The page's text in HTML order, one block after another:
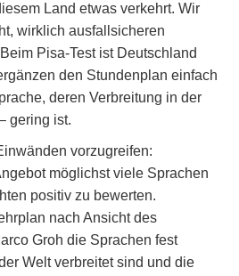
Land etwas verkehrt. Wir
wirklich ausfallsicheren
Pisa-Test ist Deutschland
den Stundenplan einfach
deren Verbreitung in der
gering ist.
vorzugreifen:
möglichst viele Sprachen
positiv zu bewerten.
nach Ansicht des
Groh die Sprachen fest
Welt verbreitet sind und die